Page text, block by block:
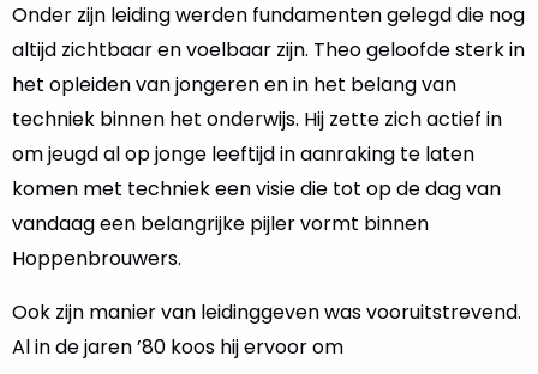
Onder zijn leiding werden fundamenten gelegd die nog
altijd zichtbaar en voelbaar zijn. Theo geloofde sterk in
het opleiden van jongeren en in het belang van
techniek binnen het onderwijs. Hij zette zich actief in
om jeugd al op jonge leeftijd in aanraking te laten
komen met techniek een visie die tot op de dag van
vandaag een belangrijke pijler vormt binnen
Hoppenbrouwers.
Ook zijn manier van leidinggeven was vooruitstrevend.
Al in de jaren ’80 koos hij ervoor om